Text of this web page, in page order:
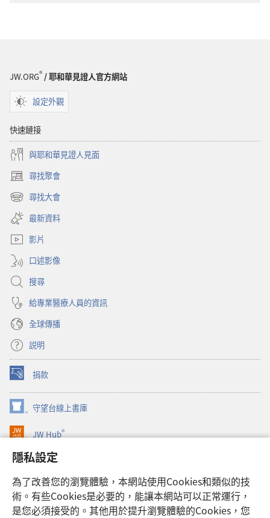
隱私設定
為了改善您的瀏覽體驗，本網站使用Cookies和類似的技
術。有些Cookies是必要的，能讓本網站可以正常運行，
是您必須接受的。其他用於提升瀏覽體驗的Cookies，您
JW.ORG® / 耶和華見證人官方網站
設定外觀
快速鏈接
與耶和華見證人見面
尋找聚會
（開
啟
新
視
窗）
尋找大會
（開
啟
新
視
窗）
最新資料
影片
口述影像
搜尋
給專業醫療人員的資訊
全球傳播
説明
捐款
（開
啟
新
視
窗）
守望台線上書庫
（開
啟
新
窗）
JW Hub®
（開
啟
新
視
窗）
JW Library®
Watchtower Library